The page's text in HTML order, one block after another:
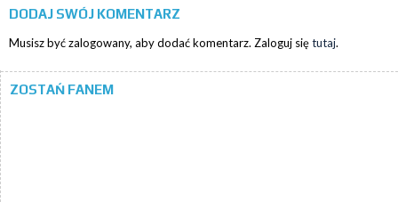
DODAJ SWÓJ KOMENTARZ
Musisz być zalogowany, aby dodać komentarz. Zaloguj siętutaj.
ZOSTAŃ FANEM